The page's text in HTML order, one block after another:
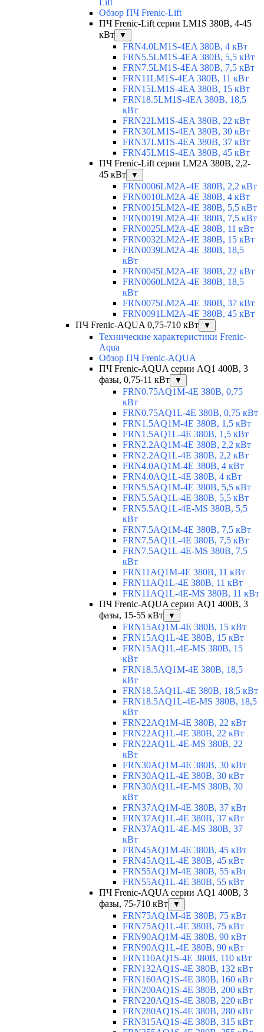
Lift
Обзор ПЧ Frenic-Lift
ПЧ Frenic-Lift серии LM1S 380В, 4-45
кВт
▼
FRN4.0LM1S-4EA 380В, 4 кВт
FRN5.5LM1S-4EA 380В, 5,5 кВт
FRN7.5LM1S-4EA 380В, 7,5 кВт
FRN11LM1S-4EA 380В, 11 кВт
FRN15LM1S-4EA 380В, 15 кВт
FRN18.5LM1S-4EA 380В, 18,5
кВт
FRN22LM1S-4EA 380В, 22 кВт
FRN30LM1S-4EA 380В, 30 кВт
FRN37LM1S-4EA 380В, 37 кВт
FRN45LM1S-4EA 380В, 45 кВт
ПЧ Frenic-Lift серии LM2A 380В, 2,2-
45 кВт
▼
FRN0006LM2A-4E 380В, 2,2 кВт
FRN0010LM2A-4E 380В, 4 кВт
FRN0015LM2A-4E 380В, 5,5 кВт
FRN0019LM2A-4E 380В, 7,5 кВт
FRN0025LM2A-4E 380В, 11 кВт
FRN0032LM2A-4E 380В, 15 кВт
FRN0039LM2A-4E 380В, 18,5
кВт
FRN0045LM2A-4E 380В, 22 кВт
FRN0060LM2A-4E 380В, 18,5
кВт
FRN0075LM2A-4E 380В, 37 кВт
FRN0091LM2A-4E 380В, 45 кВт
ПЧ Frenic-AQUA 0,75-710 кВт
▼
Технические характеристики Frenic-
Aqua
Обзор ПЧ Frenic-AQUA
ПЧ Frenic-AQUA серии AQ1 400В, 3
фазы, 0,75-11 кВт
▼
FRN0.75AQ1M-4E 380В, 0,75
кВт
FRN0.75AQ1L-4E 380В, 0,75 кВт
FRN1.5AQ1M-4E 380В, 1,5 кВт
FRN1.5AQ1L-4E 380В, 1,5 кВт
FRN2.2AQ1M-4E 380В, 2,2 кВт
FRN2.2AQ1L-4E 380В, 2,2 кВт
FRN4.0AQ1M-4E 380В, 4 кВт
FRN4.0AQ1L-4E 380В, 4 кВт
FRN5.5AQ1M-4E 380В, 5,5 кВт
FRN5.5AQ1L-4E 380В, 5,5 кВт
FRN5.5AQ1L-4E-MS 380В, 5,5
кВт
FRN7.5AQ1M-4E 380В, 7,5 кВт
FRN7.5AQ1L-4E 380В, 7,5 кВт
FRN7.5AQ1L-4E-MS 380В, 7,5
кВт
FRN11AQ1M-4E 380В, 11 кВт
FRN11AQ1L-4E 380В, 11 кВт
FRN11AQ1L-4E-MS 380В, 11 кВт
ПЧ Frenic-AQUA серии AQ1 400В, 3
фазы, 15-55 кВт
▼
FRN15AQ1M-4E 380В, 15 кВт
FRN15AQ1L-4E 380В, 15 кВт
FRN15AQ1L-4E-MS 380В, 15
кВт
FRN18.5AQ1M-4E 380В, 18,5
кВт
FRN18.5AQ1L-4E 380В, 18,5 кВт
FRN18.5AQ1L-4E-MS 380В, 18,5
кВт
FRN22AQ1M-4E 380В, 22 кВт
FRN22AQ1L-4E 380В, 22 кВт
FRN22AQ1L-4E-MS 380В, 22
кВт
FRN30AQ1M-4E 380В, 30 кВт
FRN30AQ1L-4E 380В, 30 кВт
FRN30AQ1L-4E-MS 380В, 30
кВт
FRN37AQ1M-4E 380В, 37 кВт
FRN37AQ1L-4E 380В, 37 кВт
FRN37AQ1L-4E-MS 380В, 37
кВт
FRN45AQ1M-4E 380В, 45 кВт
FRN45AQ1L-4E 380В, 45 кВт
FRN55AQ1M-4E 380В, 55 кВт
FRN55AQ1L-4E 380В, 55 кВт
ПЧ Frenic-AQUA серии AQ1 400В, 3
фазы, 75-710 кВт
▼
FRN75AQ1M-4E 380В, 75 кВт
FRN75AQ1L-4E 380В, 75 кВт
FRN90AQ1M-4E 380В, 90 кВт
FRN90AQ1L-4E 380В, 90 кВт
FRN110AQ1S-4E 380В, 110 кВт
FRN132AQ1S-4E 380В, 132 кВт
FRN160AQ1S-4E 380В, 160 кВт
FRN200AQ1S-4E 380В, 200 кВт
FRN220AQ1S-4E 380В, 220 кВт
FRN280AQ1S-4E 380В, 280 кВт
FRN315AQ1S-4E 380В, 315 кВт